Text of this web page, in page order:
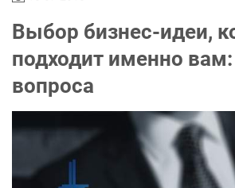
Выбор бизнес-идеи,
подходит именно
вопроса